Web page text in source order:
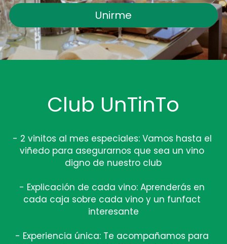
Unirme
Club UnTinTo
- 2 vinitos al mes especiales: Vamos hasta el
viñedo para asegurarnos que sea un vino
digno de nuestro club
- Explicación de cada vino: Aprenderás en
cada caja sobre cada vino y un funfact
interesante
- Experiencia única: Te acompañamos para